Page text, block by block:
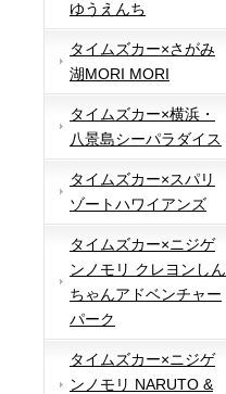
ゆうえんち
タイムズカー×さがみ
湖MORI MORI
タイムズカー×横浜・
八景島シーパラダイス
タイムズカー×スパリ
ゾートハワイアンズ
タイムズカー×ニジゲ
ンノモリ クレヨンしん
ちゃんアドベンチャー
パーク
タイムズカー×ニジゲ
ンノモリ NARUTO &